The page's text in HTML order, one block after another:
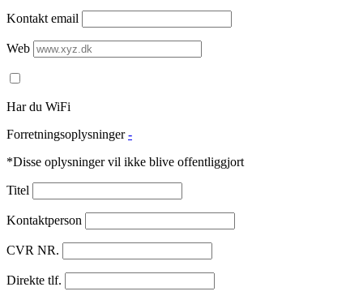
Kontakt email
Web
Har du WiFi
Forretningsoplysninger -
*Disse oplysninger vil ikke blive offentliggjort
Titel
Kontaktperson
CVR NR.
Direkte tlf.